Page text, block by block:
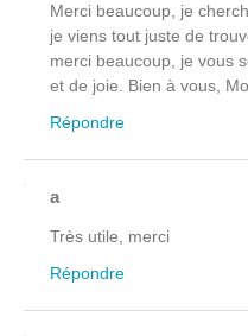
Merci beaucoup, je
je viens tout juste de
merci beaucoup, je vous
et de joie. Bien à vous,
Répondre
a
Très utile, merci
Répondre